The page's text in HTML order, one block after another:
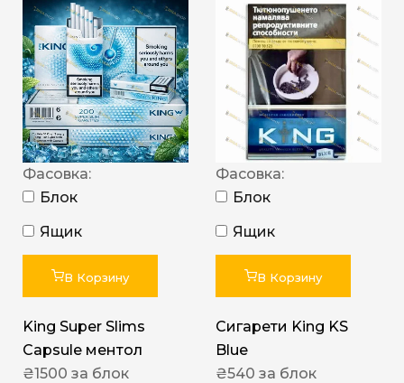
Фасовка:
Блок
Ящик
В Корзину
King Super Slims
Capsule ментол
₴1500 за блок
Фасовка:
Блок
Ящик
В Корзину
Сигарети King KS
Blue
₴540 за блок